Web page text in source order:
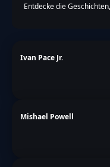
Entdecke die
Ivan Pace Jr.
Mishael Powell